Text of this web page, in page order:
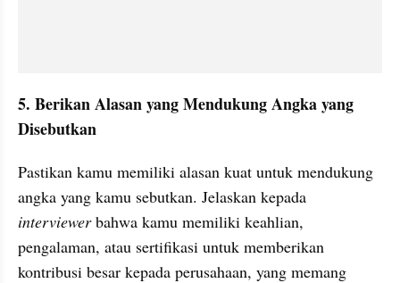
5. Berikan Alasan yang Mendukung Angka yang
Disebutkan
Pastikan kamu memiliki alasan kuat untuk mendukung
interviewer bahwa kamu memiliki keahlian,
pengalaman, atau sertifikasi untuk memberikan
kontribusi besar kepada perusahaan, yang memang